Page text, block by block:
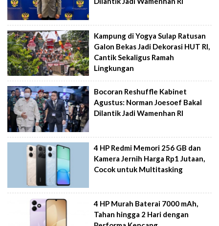
Kampung di Yogya Sulap Ratusan
Galon Bekas Jadi Dekorasi HUT RI,
Cantik Sekaligus Ramah
Lingkungan
Bocoran Reshuffle Kabinet
Agustus: Norman Joesoef Bakal
Dilantik Jadi Wamenhan RI
4 HP Redmi Memori 256 GB dan
Kamera Jernih Harga Rp1 Jutaan,
Cocok untuk Multitasking
4 HP Murah Baterai 7000 mAh,
Tahan hingga 2 Hari dengan